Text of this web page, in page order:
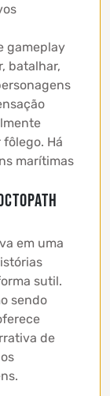
gameplay
batalhar,
Há
marítimas
em uma
sutil.
sendo
de